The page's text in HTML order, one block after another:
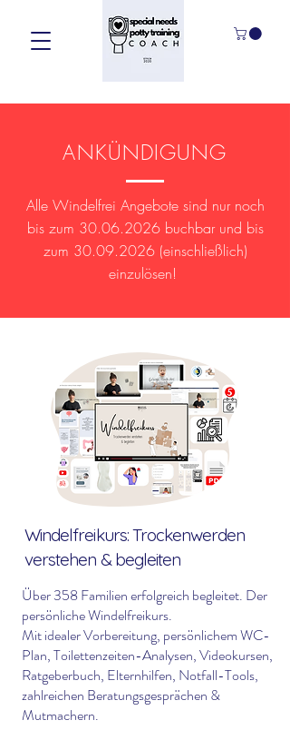
ANKÜNDIGUNG
Alle Windelfrei Angebote sind nur noch
bis zum 30.06.2026buchbar und bis
zum 30.09.2026(einschließlich)
einzulösen!
Windelfreikurs: Trockenwerden
verstehen & begleiten
Über 358 Familien erfolgreich begleitet. Der
persönliche Windelfreikurs.
Mit idealer Vorbereitung, persönlichem WC-
Plan, Toilettenzeiten-Analysen, Videokursen,
Ratgeberbuch, Elternhilfen, Notfall-Tools,
zahlreichen Beratungsgesprächen &
Mutmachern.